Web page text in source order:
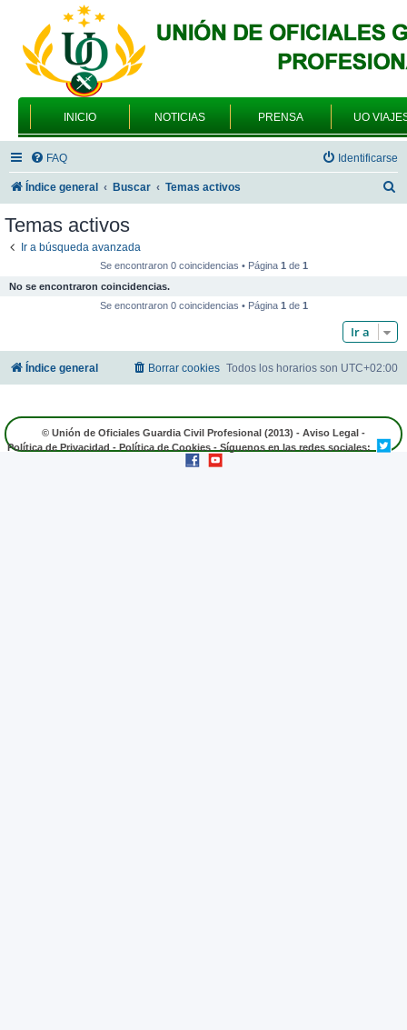
INICIO NOTICIAS PRENSA UO
FAQ Identificarse
Índice general Buscar Temas activos
Temas activos
Ir a búsqueda avanzada
Se encontraron 0 coincidencias • Página 1de 1
No se encontraron coincidencias.
Se encontraron 0 coincidencias • Página 1de 1
Ir a
Índice general Todos los horarios son UTC+02:00
Borrar cookies
© Unión de Oficiales Guardia Civil Profesional (2013) - Aviso Legal -
Política de Privacidad-Política de Cookies- Síguenos en las redes sociales: